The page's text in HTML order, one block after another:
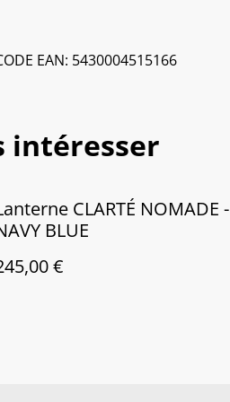
EAN: 5430004515166
intéresser
CLARTÉ NOMADE -
BLUE
€